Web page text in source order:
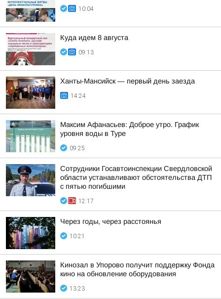
10:04
Куда идем 8 августа
09:13
Ханты-Мансийск — первый день заезда
14:24
Максим Афанасьев: Доброе утро. График
уровня воды в Туре
09:25
Сотрудники Госавтоинспекции Свердловской
области устанавливают обстоятельства ДТП
с пятью погибшими
12:17
Через годы, через расстоянья
10:21
Кинозал в Упорово получит поддержку Фонда
кино на обновление оборудования
13:23